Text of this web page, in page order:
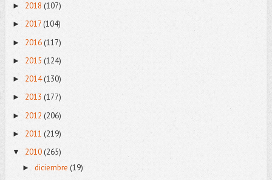
► 2018 (107)
► 2017 (104)
► 2016 (117)
► 2015 (124)
► 2014(130)
► 2013 (177)
► 2012 (206)
► 2011 (219)
▼ 2010(265)
► diciembre (19)